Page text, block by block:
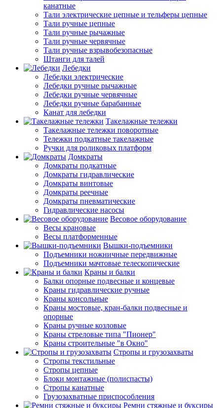
канатные
Тали электрические цепные и тельферы цепные
Тали ручные цепные
Тали ручные рычажные
Тали ручные червячные
Тали ручные взрывобезопасные
Штанги для талей
Лебедки
Лебедки электрические
Лебедки ручные рычажные
Лебедки ручные червячные
Лебедки ручные барабанные
Канат для лебедки
Такелажные тележки
Такелажные тележки поворотные
Тележки подкатные такелажные
Ручки для роликовых платформ
Домкраты
Домкраты подкатные
Домкраты гидравлические
Домкраты винтовые
Домкраты реечные
Домкраты пневматические
Гидравлические насосы
Весовое оборудование
Весы крановые
Весы платформенные
Вышки-подъемники
Подъемники ножничные передвижные
Подъемники мачтовые телескопические
Краны и балки
Балки опорные подвесные и концевые
Краны гидравлические ручные
Краны консольные
Краны мостовые, кран-балки подвесные и
опорные
Краны ручные козловые
Краны стреловые типа "Пионер"
Краны строительные "в Окно"
Стропы и грузозахваты
Стропы текстильные
Стропы цепные
Блоки монтажные (полиспасты)
Стропы канатные
Грузозахватные приспособления
Ремни стяжные и буксиры